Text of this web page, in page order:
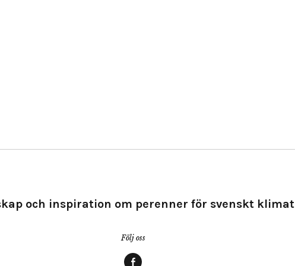
och inspiration om perenner för svenskt klimat
Följ oss